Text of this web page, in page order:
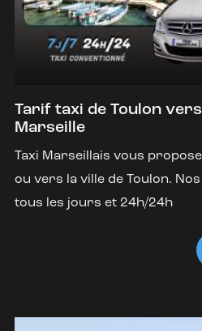
Tarif taxi de Toulon
Marseille
Taxi Marseillais vous
ou vers la ville de Toulon.
tous les jours et 24h/24h